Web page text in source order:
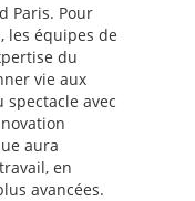
Paris. Pour
les équipes de
du
vie aux
avec
aura
en
avancées.